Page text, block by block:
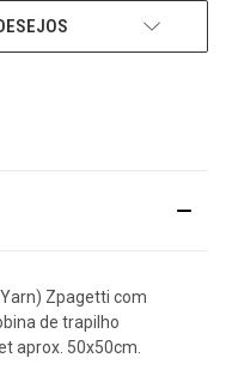
Zpagetti com
de trapilho
aprox. 50x50cm.